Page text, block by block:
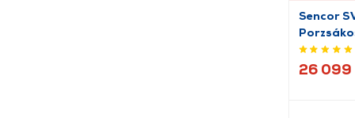
Sencor
26 099